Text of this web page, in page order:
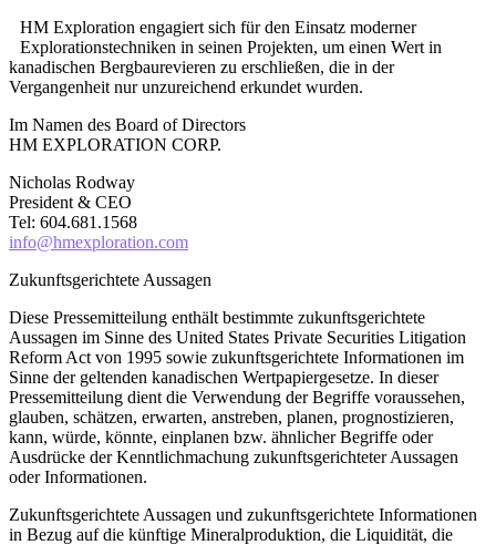
HM Exploration engagiert sich für den Einsatz moderner
Explorationstechniken in seinen Projekten, um einen Wert in
kanadischen Bergbaurevieren zu erschließen, die in der
Vergangenheit nur unzureichend erkundet wurden.
Im Namen des Board of Directors
HM EXPLORATION CORP.
Nicholas Rodway
President & CEO
Tel: 604.681.1568
info@hmexploration.com
Zukunftsgerichtete Aussagen
Diese Pressemitteilung enthält bestimmte zukunftsgerichtete
Aussagen im Sinne des United States Private Securities Litigation
Reform Act von 1995 sowie zukunftsgerichtete Informationen im
Sinne der geltenden kanadischen Wertpapiergesetze. In dieser
Pressemitteilung dient die Verwendung der Begriffe voraussehen,
glauben, schätzen, erwarten, anstreben, planen, prognostizieren,
kann, würde, könnte, einplanen bzw. ähnlicher Begriffe oder
Ausdrücke der Kenntlichmachung zukunftsgerichteter Aussagen
oder Informationen.
Zukunftsgerichtete Aussagen und zukunftsgerichtete Informationen
in Bezug auf die künftige Mineralproduktion, die Liquidität, die